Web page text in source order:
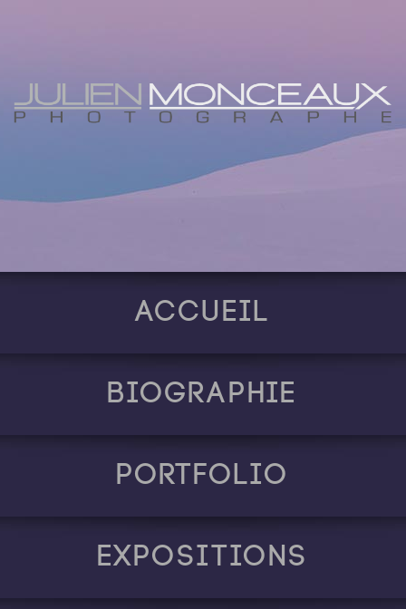
Accueil
Biographie
Portfolio
Expositions